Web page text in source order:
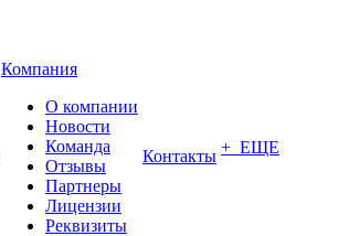
Компания
О компании
Новости
Команда
Отзывы
Партнеры
Лицензии
Реквизиты
Контакты + ЕЩЕ